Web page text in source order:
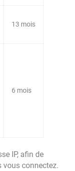
13 mois
6 mois
IP, afin de
vous connectez.